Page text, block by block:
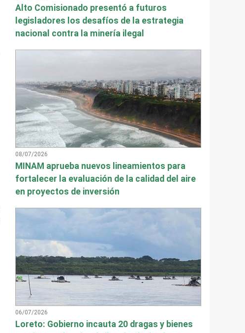
Alto Comisionado presentó a futuros
legisladores los desafíos de la estrategia
nacional contra la minería ilegal
08/07/2026
MINAM aprueba nuevos lineamientos para
fortalecer la evaluación de la calidad del aire
en proyectos de inversión
06/07/2026
Loreto: Gobierno incauta 20 dragas y bienes